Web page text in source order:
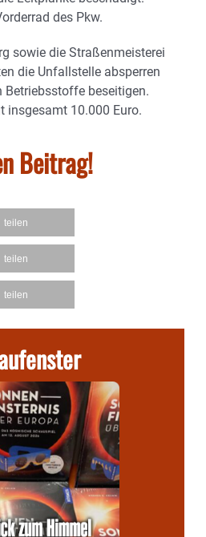
des Pkw.
sowie die Straßenmeisterei
die Unfallstelle absperren
beseitigen.
insgesamt 10.000 Euro.
Beitrag!
teilen
teilen
teilen